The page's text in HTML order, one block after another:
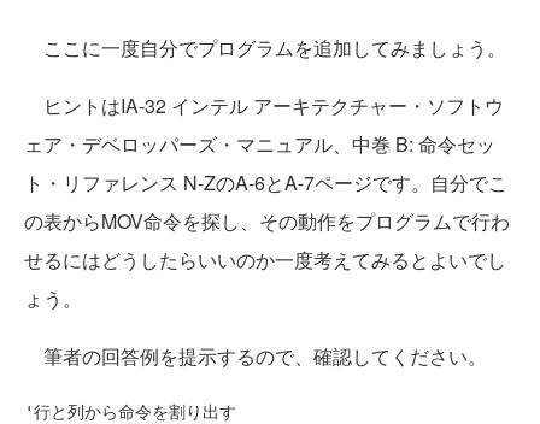
ここに一度自分でプログラムを追加してみましょう。
ヒントはIA-32 インテル アーキテクチャー・ソフトウ
ェア・デベロッパーズ・マニュアル、中巻 B: 命令セッ
ト・リファレンス N-ZのA-6とA-7ページです。自分でこ
の表からMOV命令を探し、その動作をプログラムで行わ
せるにはどうしたらいいのか一度考えてみるとよいでし
ょう。
筆者の回答例を提示するので、確認してください。
'行と列から命令を割り出す